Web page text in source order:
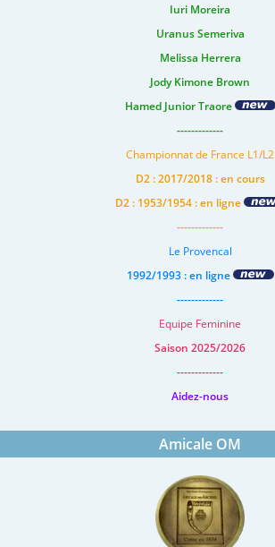
Iuri Moreira
Uranus Semeriva
Melissa Herrera
Jody Kimone Brown
Hamed Junior Traore
-------------
Championnat de France L1/L2
D2 : 2017/2018 : en cours
D2 : 1953/1954 : en ligne
-------------
Le Provencal
1992/1993 : en ligne
-------------
Equipe Feminine
Saison 2025/2026
-------------
Aidez-nous
Amicale OM